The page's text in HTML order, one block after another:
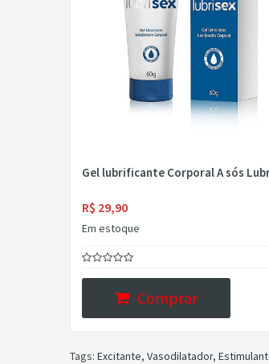
Gel lubrificante Corporal A sós
R$ 29,90
Em estoque
Comprar
Tags: Excitante, Vasodilatador,